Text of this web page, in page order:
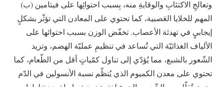
وتعالجِ الاكتئابِ والوقايةِ منه، بِسبب احتوائِها على فيتامين (ب)
المهم للخلايا العَصبية، كما تحتوي على المعادن التي تؤثّر بشكلٍ
إيجابيٍ في تهدئة الأعصاب. تخفّض الوزن بسبب احتوائها على
الألياف الغذائيّة التي تُساعد في تنظيمِ عمليّة الهضم، وتزيد
الشّعور بالشبع، مما يُؤدّي إلى تناول كمّياتٍ أقل من الطّعام، كما
تحتوي على معدن الكميوم الذي يُنظّم نسبة الأنسولين في الدّم